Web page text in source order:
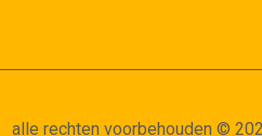
alle rechten voorbehouden ©